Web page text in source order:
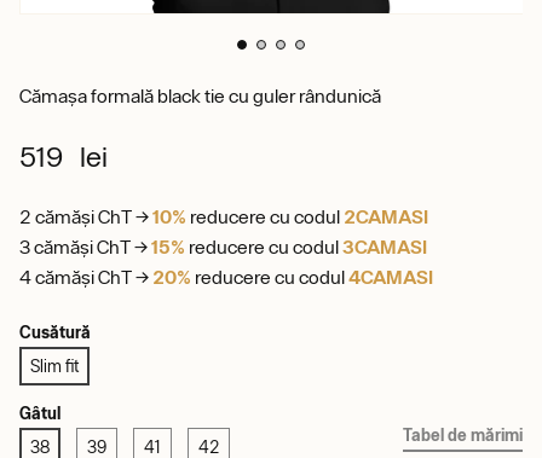
Cămașa formală black tie cu guler rândunică
519 lei
2 cămăși ChT →10% reducere cu codul 2CAMASI
3 cămăși ChT →15% reducere cu codul3CAMASI
4 cămăși ChT → 20% reducere cu codul4CAMASI
Cusătură
Slim fit
Gâtul
38 39 41 42
Tabel de mărimi